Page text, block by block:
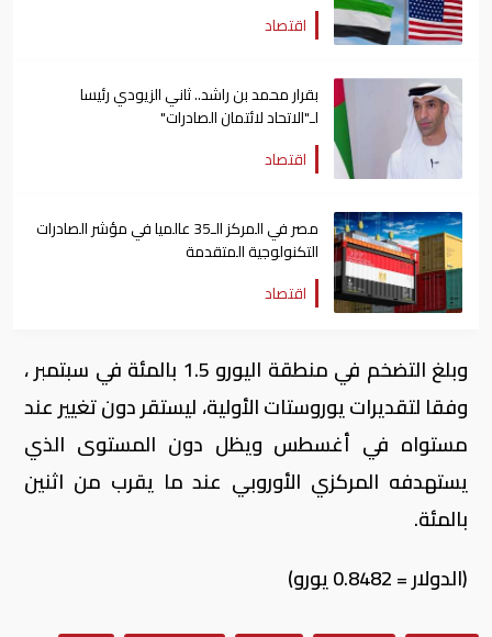
اقتصاد
بقرار محمد بن راشد.. ثاني الزيودي رئيسا
لـ"الاتحاد لائتمان الصادرات"
اقتصاد
مصر في المركز الـ35 عالميا في مؤشر الصادرات
التكنولوجية المتقدمة
اقتصاد
وبلغ التضخم في منطقة اليورو 1.5 بالمئة في سبتمبر ،
وفقا لتقديرات يوروستات الأولية، ليستقر دون تغيير عند
مستواه في أغسطس ويظل دون المستوى الذي
يستهدفه المركزي الأوروبي عند ما يقرب من اثنين
بالمئة.
(الدولار = 0.8482 يورو)